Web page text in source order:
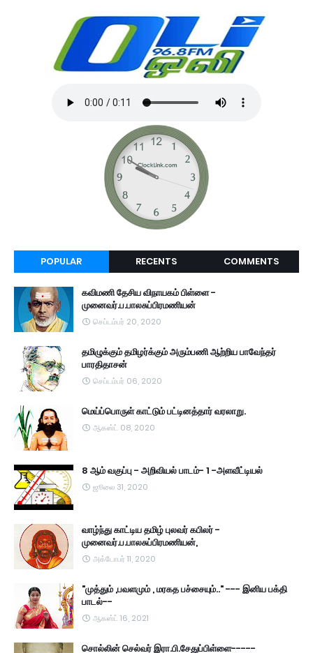
POPULAR RECENTS COMMENTS
கவிமணி தேசிய விநாயகம் பிள்ளை -
முனைவர்.ப.பாலசுப்பிரமணியன்
செப்டம்பர் 20, 2020
தமிழுக்கும் தமிழர்க்கும் அரும்பணி ஆற்றிய பாவேந்தர்
பாரதிதாசன்
செப்டம்பர் 06, 2020
மெய்ப்பொருள் காட்டும் பட்டினத்தார் வரலாறு.
ஆகஸ்ட் 08, 2020
8 ஆம் வகுப்பு - அறிவியல் பாடம்- 1 -அளவீட்டியல்
ஜூலை 31, 2020
வாழ்ந்து காட்டிய தமிழ் புலவர் கபிலர் -
முனைவர்.ப.பாலசுப்பிரமணியன்,
அக்டோபர் 11, 2020
"முத்தும் ,பவளமும் , மரகத பச்சையும்.." --- இனிய பக்தி
பாடல்--
ஆகஸ்ட் 16, 2021
சொல்லின் செல்வர் இரா.பி.சேதுப்பிள்ளை-----